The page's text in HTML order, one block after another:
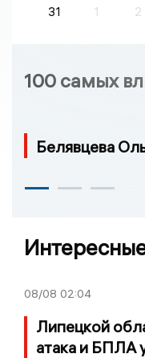
31 1 2
100 самых
Белявцева
08/08 02:04
Липецкой
атака и БПЛА